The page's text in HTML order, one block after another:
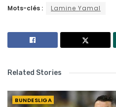
Mots-clés : Lamine Yamal
Related Stories
BUNDESLIGA